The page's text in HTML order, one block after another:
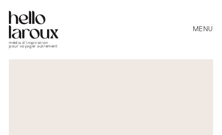
média d’inspiration
pour voyager autrement
MENU